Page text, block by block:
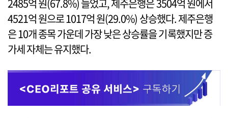
2485억 원(67.8%) 늘었고, 제주은행은 3504억 원에서
4521억 원으로 1017억 원(29.0%) 상승했다. 제주은행
은 10개 종목 가운데 가장 낮은 상승률을 기록했지만 증
가세 자체는 유지했다.